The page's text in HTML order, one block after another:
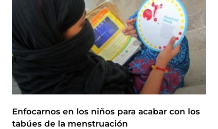
Enfocarnos en los niños para acabar con los
tabúes de la menstruación